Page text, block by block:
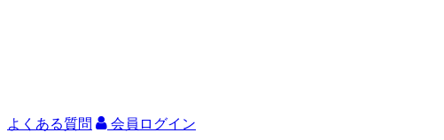
よくある質問 会員ログイン